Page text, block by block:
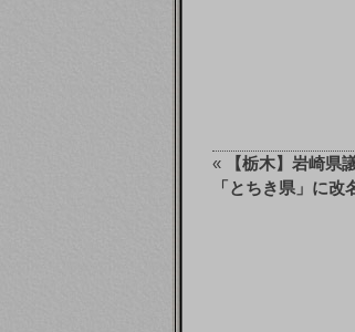
«
【栃木】岩崎
「とちき県」に改